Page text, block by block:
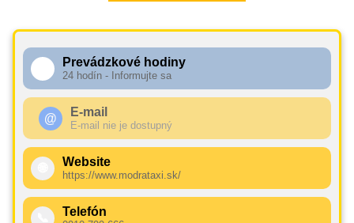
Prevádzkové hodiny
24 hodín - Informujte sa
@ E-mail
E-mail nie je dostupný
Website
https://www.modrataxi.sk/
Telefón